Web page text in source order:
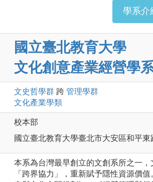
學系介
國立臺北教育大學
文化創意產業經營學
文史哲學群 跨 管理學群
文化產業學類
校本部
國立臺北教育大學臺北市大安區和平東
本系為台灣最早創立的文創系所之一
「跨界協力」，重新賦予隱性資源價